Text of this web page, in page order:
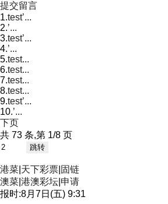
提交留言
1.test’...
2.’...
3.test’...
4.’...
5.test...
6.test...
7.test...
8.test...
9.test’...
10.’...
下页
共 73 条,第 1/8 页
港菜 天下彩票 固链
澳菜 港澳彩坛 申请
报时:8月7日(五) 9:31